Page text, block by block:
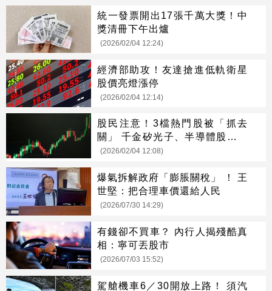
統一發票開出17張千萬大獎！中
獎清冊下午出爐
(2026/02/04 12:24)
經濟部助攻！友達搶進低軌衛星
股價亮燈漲停
(2026/02/04 12:14)
股民注意！3檔熱門股被「抓去
關」 千金矽光子、半導體股全入
列
(2026/02/04 12:08)
爆氣拆解政府「膨脹關稅」 ！ 王
世堅：把合理車價還給人民
(2026/07/30 14:29)
有錢卻不買車？ 內行人揭殘酷真
相：寧可丟股市
(2026/07/03 15:52)
駕艙機車6／30開放上路！ 須汽